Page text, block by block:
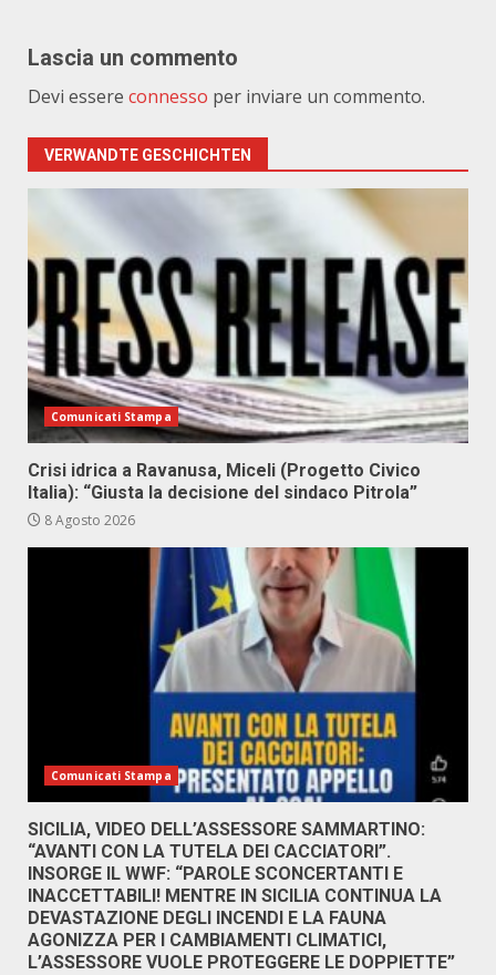
Lascia un commento
Devi essere connesso per inviare un commento.
VERWANDTE GESCHICHTEN
Comunicati Stampa
Crisi idrica a Ravanusa, Miceli (Progetto Civico
Italia): “Giusta la decisione del sindaco Pitrola”
8 Agosto 2026
Comunicati Stampa
SICILIA, VIDEO DELL’ASSESSORE SAMMARTINO:
“AVANTI CON LA TUTELA DEI CACCIATORI”.
INSORGE IL WWF: “PAROLE SCONCERTANTI E
INACCETTABILI! MENTRE IN SICILIA CONTINUA LA
DEVASTAZIONE DEGLI INCENDI E LA FAUNA
AGONIZZA PER I CAMBIAMENTI CLIMATICI,
L’ASSESSORE VUOLE PROTEGGERE LE DOPPIETTE”